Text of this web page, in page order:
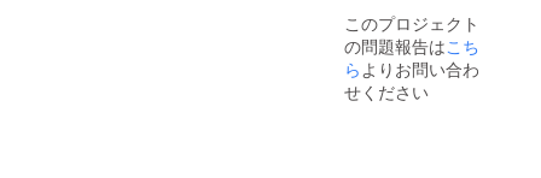
のある
素材の
使用は
NG ・オ
リジナ
このプロジェクト
の問題報告はこち
らよりお問い合わ
せください